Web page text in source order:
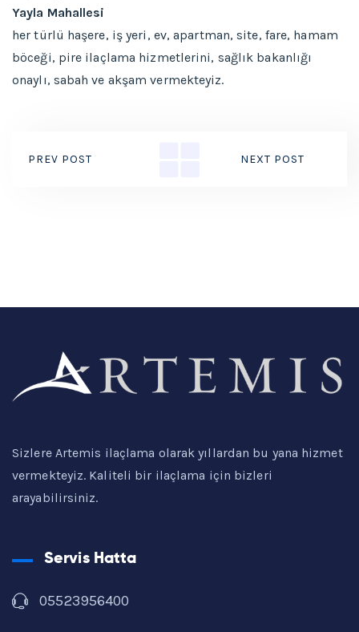
Yayla Mahallesi
her türlü haşere, iş yeri, ev, apartman, site, fare, hamam
böceği, pire ilaçlama hizmetlerini, sağlık bakanlığı
onaylı, sabah ve akşam vermekteyiz.
PREV POST NEXT POST
Sizlere Artemis ilaçlama olarak yıllardan bu yana hizmet
vermekteyiz. Kaliteli bir ilaçlama için bizleri
arayabilirsiniz.
Servis Hatta
05523956400